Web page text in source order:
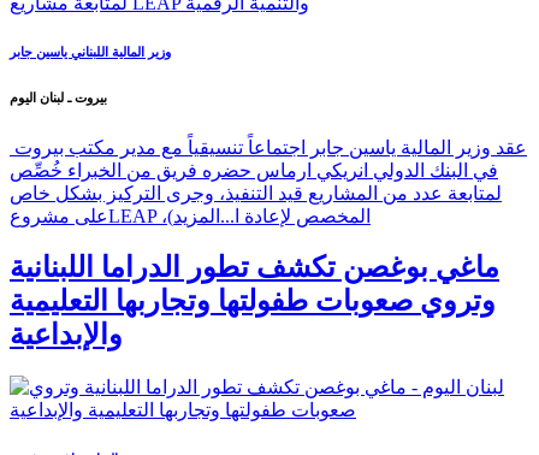
وزير المالية اللبناني ياسين جابر
بيروت ـ لبنان اليوم
عقد وزير المالية ياسين جابر اجتماعاً تنسيقياً مع مدير مكتب بيروت
في البنك الدولي انريكي ارماس حضره فريق من الخبراء خُصِّص
لمتابعة عدد من المشاريع قيد التنفيذ، وجرى التركيز بشكل خاص
على مشروعLEAP ،(المخصص لإعادة ا...المزيد
ماغي بوغصن تكشف تطور الدراما اللبنانية
وتروي صعوبات طفولتها وتجاربها التعليمية
والإبداعية